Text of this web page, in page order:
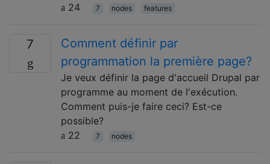
24
7 nodes features
7
Comment définir par
programmation la première page?
Je veux définir la page d'accueil Drupal par
programme au moment de l'exécution.
Comment puis-je faire ceci? Est-ce
possible?
22
7 nodes